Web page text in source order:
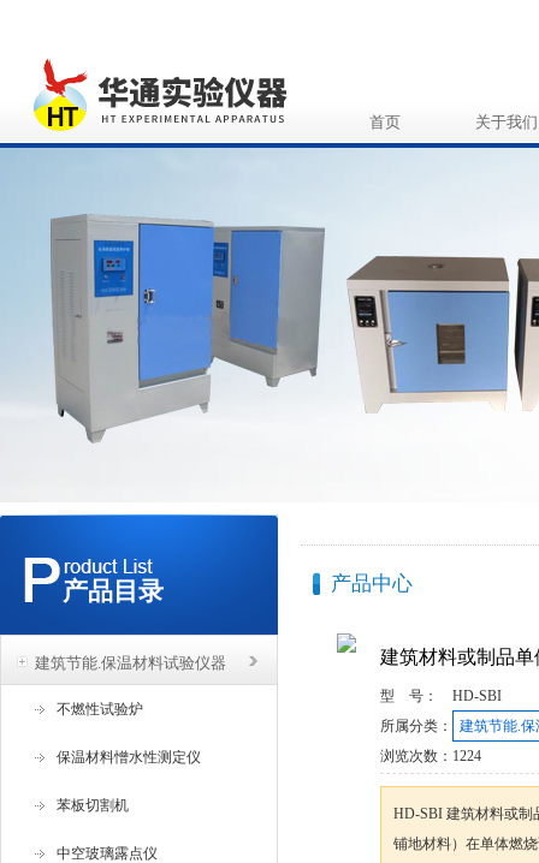
首页 关于我们
产品目录
建筑节能.保温材料试验仪器
不燃性试验炉
保温材料憎水性测定仪
苯板切割机
中空玻璃露点仪
产品中心
建筑材料或制品
型 号：
HD-SBI
所属分类：
建筑节能.
浏览次数： 1224
HD-SBI 建筑材料或制
铺地材料）在单体燃